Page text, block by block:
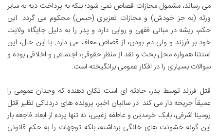
می رساند، مشمول مجازات قصاص نمی شود؛ بلکه به پرداخت دیه به سایر
ورثه (به جز خودش) و مجازات تعزیری (حبس) محکوم می گردد. این
حکم، ریشه در مبانی فقهی و روایی دارد و پدر را به دلیل جایگاه ولایت
خود بر فرزند و ولی دم بودن، از قصاص معاف می دارد. با این حال، این
استثنا همواره محل بحث و نقد از منظر حقوقی، اجتماعی و اخلاقی بوده و
سوالات بسیاری را در افکار عمومی برانگیخته است.
قتل فرزند توسط پدر، حادثه ای است تکان دهنده که وجدان عمومی را
عمیقاً جریحه دار می کند. در سالیان اخیر، پرونده های دردناکی نظیر قتل
رومینا اشرفی، بابک خرمدین و عاطفه زغیبی، نه تنها پرده از ابعاد فاجعه بار
این گونه خشونت های خانگی برداشته، بلکه توجهات را به حکم قانونی